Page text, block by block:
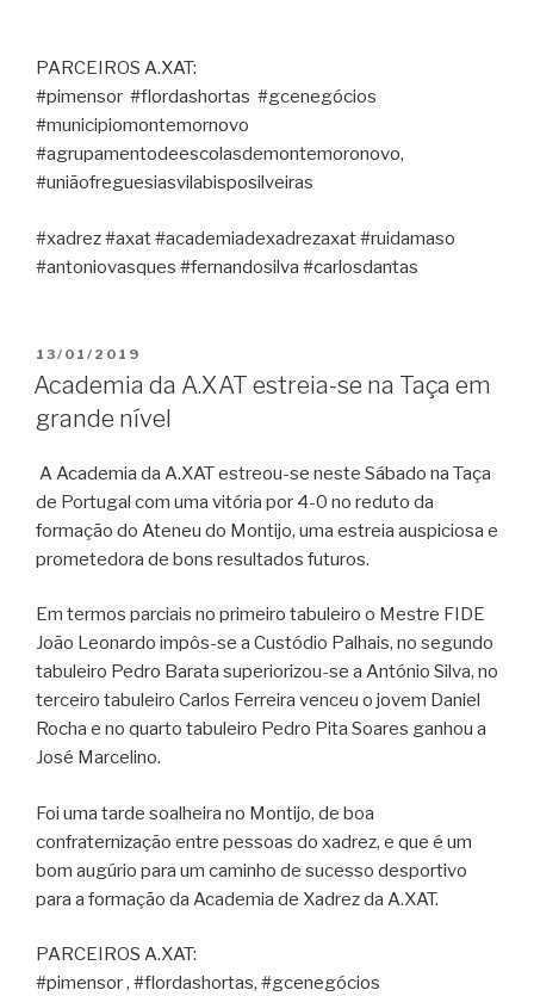
PARCEIROS A.XAT:
#pimensor #flordashortas #gcenegócios
#municipiomontemornovo
#agrupamentodeescolasdemontemoronovo,
#uniãofreguesiasvilabisposilveiras
#xadrez #axat #academiadexadrezaxat #ruidamaso
#antoniovasques #fernandosilva #carlosdantas
PUBLICADO
EM
13/01/2019
Academia da A.XAT estreia-se na Taça em
grande nível
A Academia da A.XAT estreou-se neste Sábado na Taça
de Portugal com uma vitória por 4-0 no reduto da
formação do Ateneu do Montijo, uma estreia auspiciosa e
prometedora de bons resultados futuros.
Em termos parciais no primeiro tabuleiro o Mestre FIDE
João Leonardo impôs-se a Custódio Palhais, no segundo
tabuleiro Pedro Barata superiorizou-se a António Silva, no
terceiro tabuleiro Carlos Ferreira venceu o jovem Daniel
Rocha e no quarto tabuleiro Pedro Pita Soares ganhou a
José Marcelino.
Foi uma tarde soalheira no Montijo, de boa
confraternização entre pessoas do xadrez, e que é um
bom augúrio para um caminho de sucesso desportivo
para a formação da Academia de Xadrez da A.XAT.
PARCEIROS A.XAT:
#pimensor , #flordashortas, #gcenegócios